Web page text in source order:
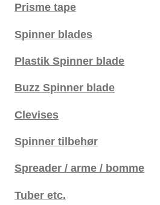
Prisme tape
Spinner blades
Plastik Spinner blade
Buzz Spinner blade
Clevises
Spinner tilbehør
Spreader / arme / bomme
Tuber etc.